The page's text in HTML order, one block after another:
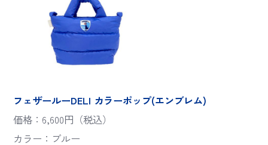
フェザールーDELI カラーポップ(エンブレム)
価格：6,600円（税込）
カラー：ブルー